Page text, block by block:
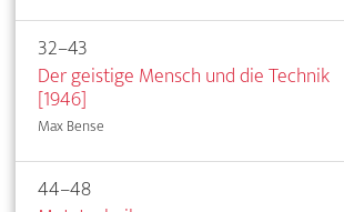
32–43
Der geistige Mensch und die Technik
[1946]
Max Bense
44–48